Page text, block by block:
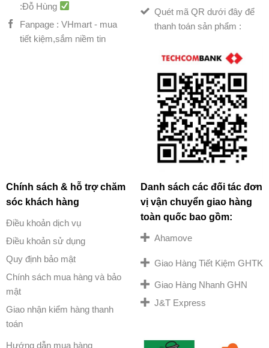
:Đỗ Hùng
Fanpage : VHmart - mua
tiết kiệm,sắm niềm tin
Quét mã QR dưới đây để
thanh toán sản phẩm :
Chính sách & hỗ trợ chăm
sóc khách hàng
Điều khoản dịch vụ
Điều khoản sử dụng
Quy định bảo mật
Chính sách mua hàng và bảo
mật
Giao nhận kiểm hàng thanh
toán
Hướng dẫn mua hàng
Danh sách các đối tác đơn
vị vận chuyển giao hàng
toàn quốc bao gồm:
Ahamove
Giao Hàng Tiết Kiệm GHTK
Giao Hàng Nhanh GHN
J&T Express